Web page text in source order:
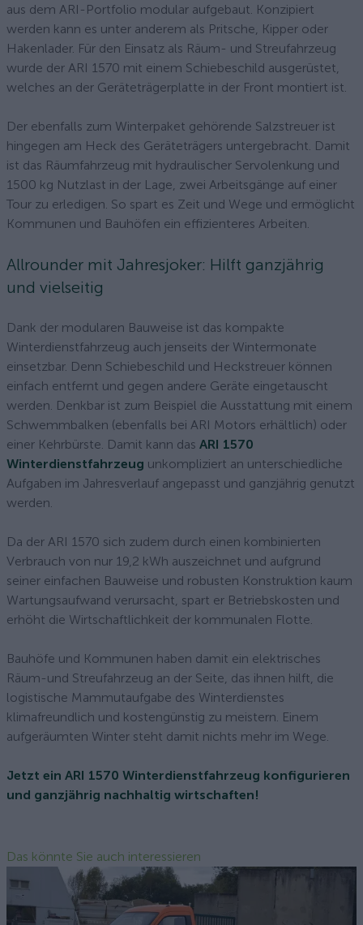
aus dem ARI-Portfolio modular aufgebaut. Konzipiert
werden kann es unter anderem als Pritsche, Kipper oder
Hakenlader. Für den Einsatz als Räum- und Streufahrzeug
wurde der ARI 1570 mit einem Schiebeschild ausgerüstet,
welches an der Geräteträgerplatte in der Front montiert ist.
Der ebenfalls zum Winterpaket gehörende Salzstreuer ist
hingegen am Heck des Geräteträgers untergebracht. Damit
ist das Räumfahrzeug mit hydraulischer Servolenkung und
1500 kg Nutzlast in der Lage, zwei Arbeitsgänge auf einer
Tour zu erledigen. So spart es Zeit und Wege und ermöglicht
Kommunen und Bauhöfen ein effizienteres Arbeiten.
Allrounder mit Jahresjoker: Hilft ganzjährig
und vielseitig
Dank der modularen Bauweise ist das kompakte
Winterdienstfahrzeug auch jenseits der Wintermonate
einsetzbar. Denn Schiebeschild und Heckstreuer können
einfach entfernt und gegen andere Geräte eingetauscht
werden. Denkbar ist zum Beispiel die Ausstattung mit einem
Schwemmbalken (ebenfalls bei ARI Motors erhältlich) oder
einer Kehrbürste. Damit kann das ARI 1570
Winterdienstfahrzeug unkompliziert an unterschiedliche
Aufgaben im Jahresverlauf angepasst und ganzjährig genutzt
werden.
Da der ARI 1570 sich zudem durch einen kombinierten
Verbrauch von nur 19,2 kWh auszeichnet und aufgrund
seiner einfachen Bauweise und robusten Konstruktion kaum
Wartungsaufwand verursacht, spart er Betriebskosten und
erhöht die Wirtschaftlichkeit der kommunalen Flotte.
Bauhöfe und Kommunen haben damit ein elektrisches
Räum-und Streufahrzeug an der Seite, das ihnen hilft, die
logistische Mammutaufgabe des Winterdienstes
klimafreundlich und kostengünstig zu meistern. Einem
aufgeräumten Winter steht damit nichts mehr im Wege.
Jetzt ein ARI 1570 Winterdienstfahrzeug konfigurieren
und ganzjährig nachhaltig wirtschaften!
Das könnte Sie auch interessieren